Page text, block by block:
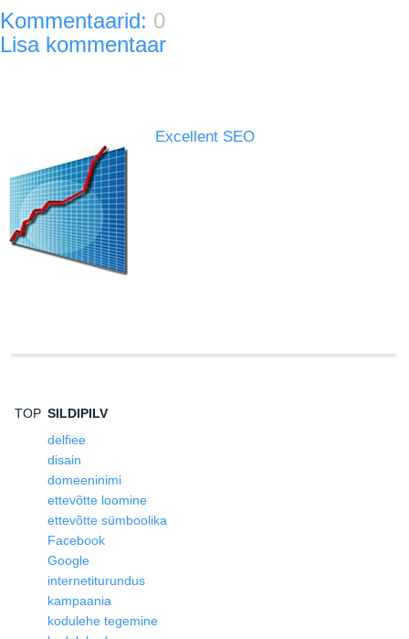
Kommentaarid: 0
Lisa kommentaar
Excellent SEO
TOP SILDIPILV
delfiee
disain
domeeninimi
ettevõtte loomine
ettevõtte sümboolika
Facebook
Google
internetiturundus
kampaania
kodulehe tegemine